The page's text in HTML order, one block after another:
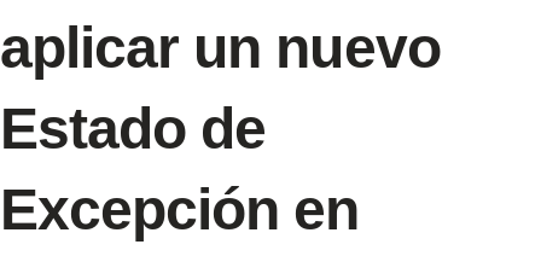
aplicar un nuevo
Estado de
Excepción en